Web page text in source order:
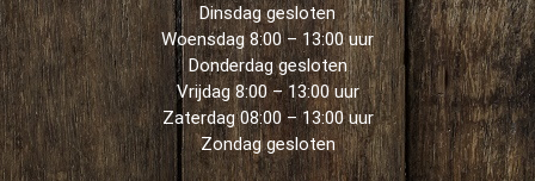
Dinsdag gesloten
Woensdag 8:00 – 13:00 uur
Donderdag gesloten
Vrijdag 8:00 – 13:00 uur
Zaterdag 08:00 – 13:00 uur
Zondag gesloten